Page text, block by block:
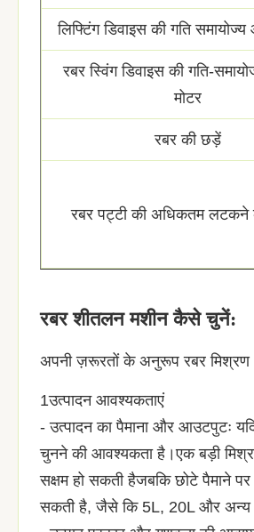
लिफ्टिंग डिवाइस की गति समायोज्य
रबर स्विंग डिवाइस की गति-
मोटर
रबर की छड़ें
रबर पट्टी की अधिकतम लटकने
रबर शीतलन मशीन कैसे चुनें:
अपनी ज़रूरतों के अनुरूप रबर मिश्रण
1उत्पादन आवश्यकताएं
- उत्पादन का पैमाना और आउटपुटः
चुनने की आवश्यकता है।एक बड़ी
सक्षम हो सकती हैजबकि छोटे पैमाने
सकती है, जैसे कि 5L, 20L और अन्य